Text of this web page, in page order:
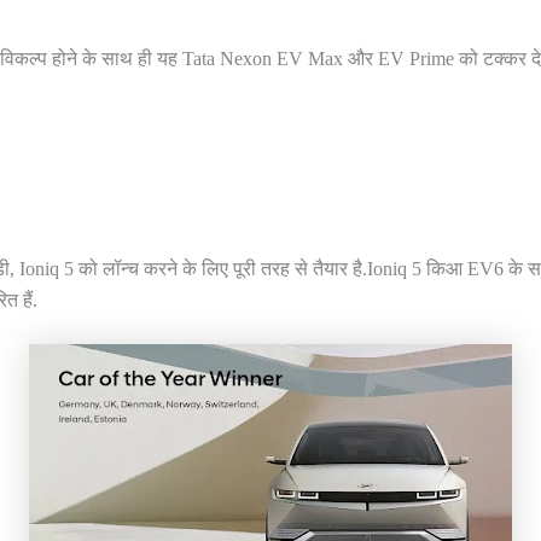
होने के साथ ही यह Tata Nexon EV Max और EV Prime को टक्कर
Ioniq 5 को लॉन्च करने के लिए पूरी तरह से तैयार है.Ioniq 5 किआ EV6 के
हैं.